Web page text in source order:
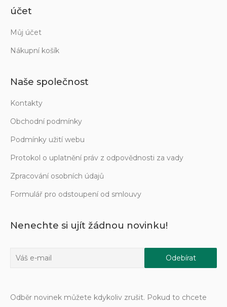
účet
Můj účet
Nákupní košík
Naše společnost
Kontakty
Obchodní podmínky
Podmínky užití webu
Protokol o uplatnění práv z odpovědnosti za vady
Zpracování osobních údajů
Formulář pro odstoupení od smlouvy
Nenechte si ujít žádnou novinku!
Odběr novinek můžete kdykoliv zrušit. Pokud to chcete